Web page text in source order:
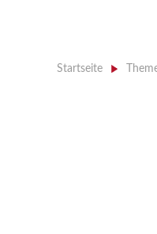
Startseite >